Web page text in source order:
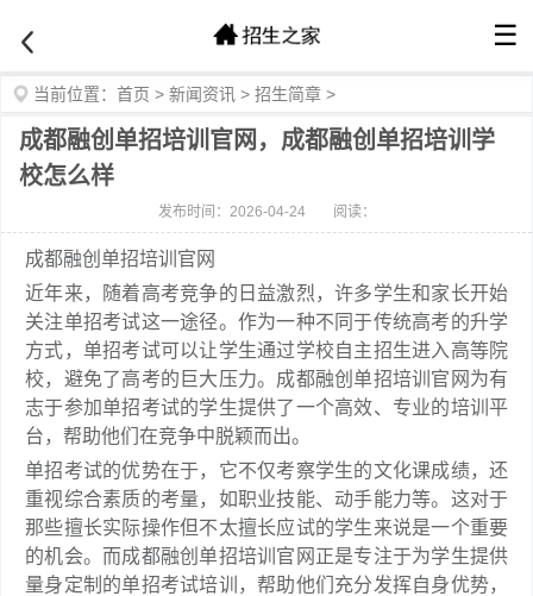
☰
当前位置： 首页 > 新闻资讯 > 招生简章 >
成都融创单招培训官网，成都融创单招培训学
校怎么样
发布时间：2026-04-24 阅读：
成都融创单招培训官网
近年来，随着高考竞争的日益激烈，许多学生和家长开始
关注单招考试这一途径。作为一种不同于传统高考的升学
方式，单招考试可以让学生通过学校自主招生进入高等院
校，避免了高考的巨大压力。成都融创单招培训官网为有
志于参加单招考试的学生提供了一个高效、专业的培训平
台，帮助他们在竞争中脱颖而出。
单招考试的优势在于，它不仅考察学生的文化课成绩，还
重视综合素质的考量，如职业技能、动手能力等。这对于
那些擅长实际操作但不太擅长应试的学生来说是一个重要
的机会。而成都融创单招培训官网正是专注于为学生提供
量身定制的单招考试培训，帮助他们充分发挥自身优势，